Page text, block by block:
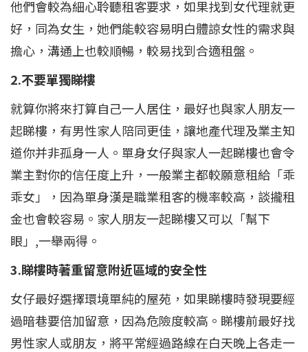
他們會較為細心聆聽租客要求，如果找到女代理就更
好，同為女生，她們能較容易明白體諒女性的需求與
擔心，溝通上也較順暢，較易找到合適租盤。
2.不要單獨睇樓
就算你將來打算自己一人居住，最好也與家人朋友一
起睇樓，有男性家人陪同更佳，讓地產代理及業主知
道你并非孤身一人。單身女仔與家人一起睇樓也會令
業主對你的信任度上升，一般業主都較願意租給「乖
乖女」，因為單身漢是職業租客的機率較高，談攏租
金也會較容易。家人朋友一起睇樓又可以「幫下
眼」,一舉兩得。
3.睇樓時著重留意附近區域的安全性
女仔最好選擇環境單純的屋苑，如果睇樓時發現要經
過暗巷要倍加留意，因為危險度較高。睇樓前最好找
男性家人或朋友，將平常經過路線在白天晚上各走一